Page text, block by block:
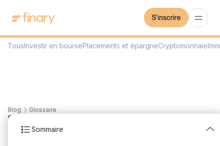
S'inscrire
Blog Glossaire
Sommaire
9
TousInvestir en boursePlacements et épargneCryptomonnaie